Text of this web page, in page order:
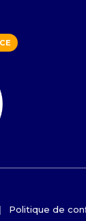
Politique de